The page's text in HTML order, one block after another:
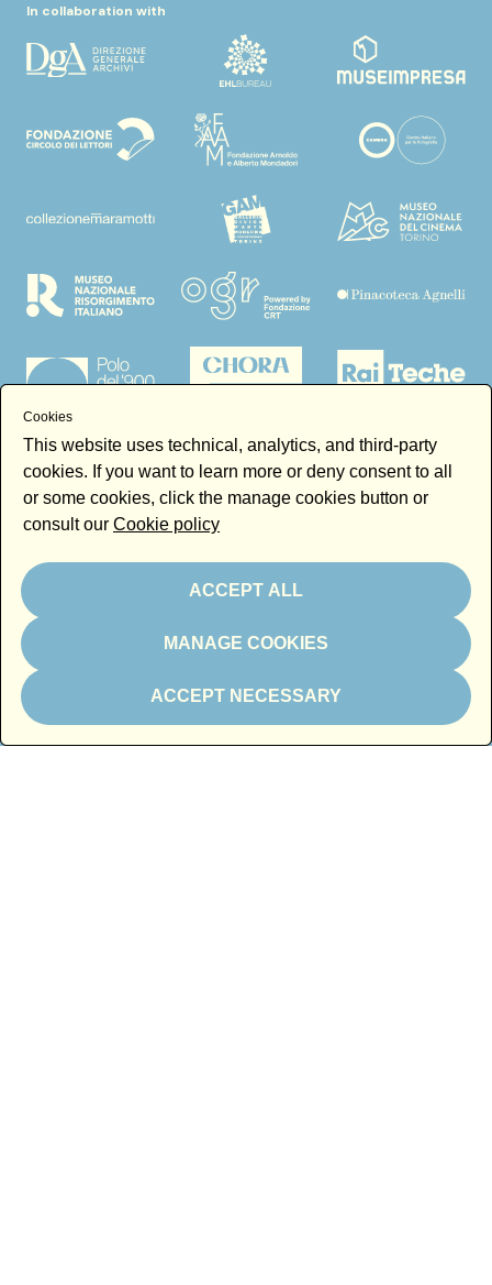
In collaboration with
Technical partners
Magazine partner
Cookies
This website uses technical, analytics, and third-party
cookies. If you want to learn more or deny consent to all
or some cookies, click the manage cookies button or
consult our Cookie policy
ACCEPT ALL
MANAGE COOKIES
ACCEPT NECESSARY